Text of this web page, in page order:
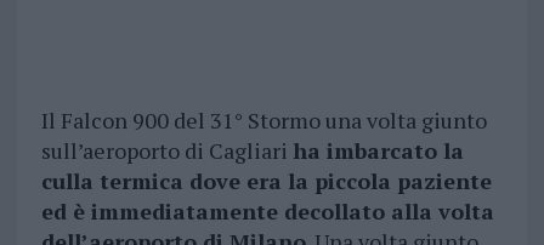
Il Falcon 900 del 31° Stormo una volta giunto
sull’aeroporto di Cagliari ha imbarcato la
culla termica dove era la piccola paziente
ed è immediatamente decollato alla volta